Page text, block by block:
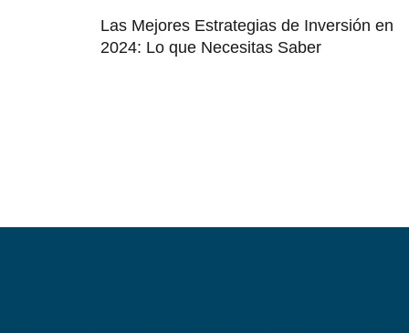
Las Mejores Estrategias de Inversión en
2024: Lo que Necesitas Saber